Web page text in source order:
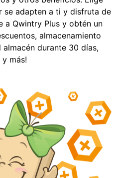
se adapten a ti y disfruta de
a Qwintry Plus y obtén un
almacenamiento
durante 30 días,
más!